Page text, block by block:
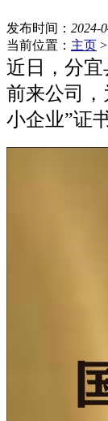
发布时间： 2024-
当前位置： 主页 >
近日，分
前来公司，
小企业”证